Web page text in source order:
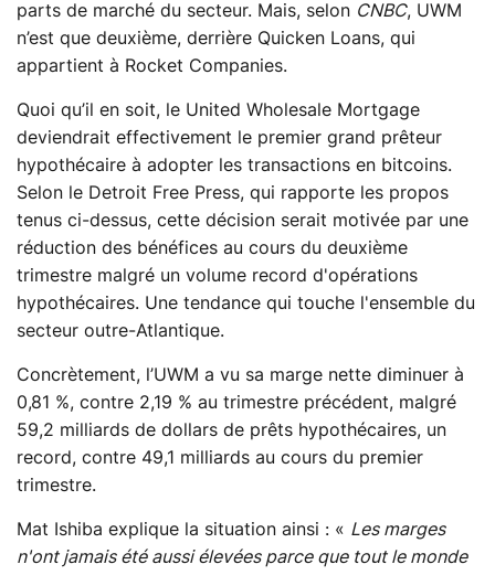
parts de marché du secteur. Mais, selon CNBC, UWM
n’est que deuxième, derrière Quicken Loans, qui
appartient à Rocket Companies.
Quoi qu’il en soit, le United Wholesale Mortgage
deviendrait effectivement le premier grand prêteur
hypothécaire à adopter les transactions en bitcoins.
Selon le Detroit Free Press, qui rapporte les propos
tenus ci-dessus, cette décision serait motivée par une
réduction des bénéfices au cours du deuxième
trimestre malgré un volume record d'opérations
hypothécaires. Une tendance qui touche l'ensemble du
secteur outre-Atlantique.
Concrètement, l’UWM a vu sa marge nette diminuer à
0,81 %, contre 2,19 % au trimestre précédent, malgré
59,2 milliards de dollars de prêts hypothécaires, un
record, contre 49,1 milliards au cours du premier
trimestre.
Mat Ishiba explique la situation ainsi : « Les marges
n'ont jamais été aussi élevées parce que tout le monde